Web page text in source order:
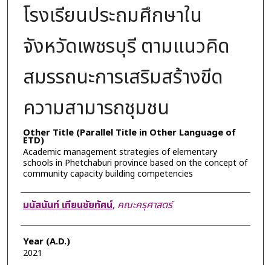
โรงเรียนประถมศึกษาใน
จังหวัดเพชรบุรี ตามแนวคิด
สมรรถนะการเสริมสร้างขีด
ความสามารถชุมชน
Other Title (Parallel Title in Other Language of
ETD)
Academic management strategies of elementary
schools in Phetchaburi province based on the concept of
community capacity building competencies
Author
มนัสนันท์ เทียนชัยทัศน์, คณะครุศาสตร์
Year (A.D.)
2021